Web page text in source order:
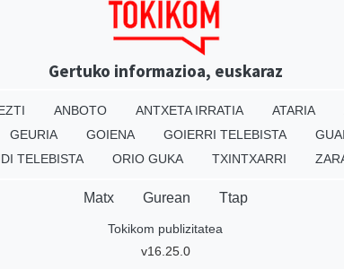
Gertuko informazioa, euskaraz
ANBOTO ANTXETA IRRATIA ATARIA
GEURIA GOIENA GOIERRI TELEBISTA
TELEBISTA ORIO GUKA TXINTXARRI
Matx Gurean Ttap
Tokikom publizitatea
v16.25.0